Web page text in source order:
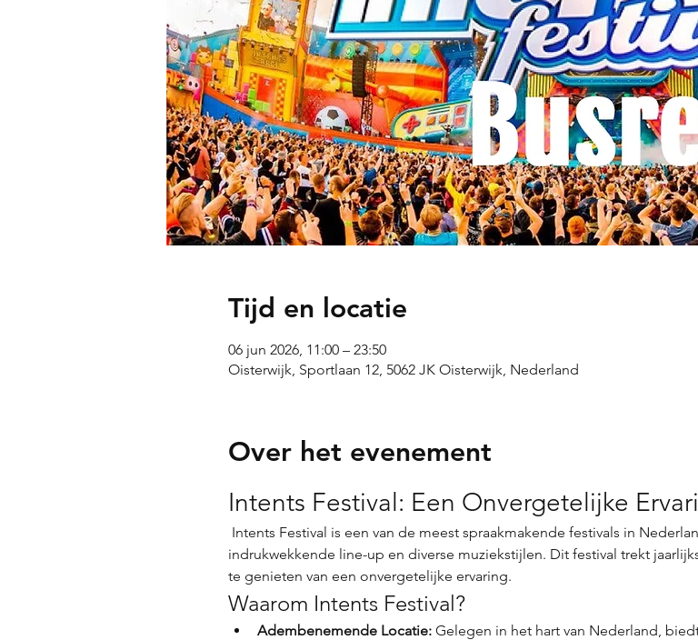
Tijd en locatie
06 jun 2026, 11:00 – 23:50
Oisterwijk, Sportlaan 12, 5062 JK Oisterwijk, Nederland
Over het evenement
Intents Festival: Een Onvergetelijke
indrukwekkende line-up en diverse muziekstijlen. Dit festival trekt
te genieten van een onvergetelijke ervaring.
Waarom Intents Festival?
Adembenemende Locatie: Gelegen in het hart van Nederland,